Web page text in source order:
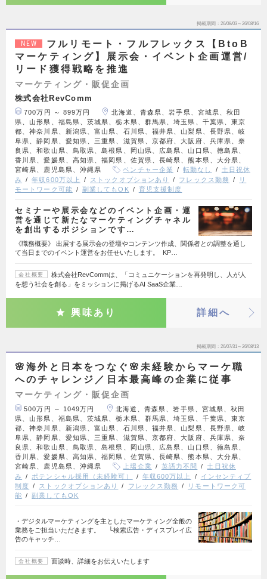
掲載期間 26/08/03～26/08/16
NEW
フルリモート・フルフレックス【BtoB
マーケティング】展示会・イベント企画運営/
リード獲得戦略を推進
マーケティング・販促企画
株式会社RevComm
700万円 ～ 899万円
北海道、青森県、岩手県、宮城県、秋田
県、山形県、福島県、茨城県、栃木県、群馬県、埼玉県、千葉県、東京
都、神奈川県、新潟県、富山県、石川県、福井県、山梨県、長野県、岐
阜県、静岡県、愛知県、三重県、滋賀県、京都府、大阪府、兵庫県、奈
良県、和歌山県、鳥取県、島根県、岡山県、広島県、山口県、徳島県、
香川県、愛媛県、高知県、福岡県、佐賀県、長崎県、熊本県、大分県、
宮崎県、鹿児島県、沖縄県
ベンチャー企業 転勤なし
土日祝休
み
年収600万以上 ストックオプションあり フレックス勤務
リ
モートワーク可能
副業してもOK 育児支援制度
セミナーや展示会などのイベント企画・運
営を通じて新たなマーケティングチャネル
を創出するポジションです…
《職務概要》 出展する展示会の登壇やコンテンツ作成、関係者との調整を通し
て当日までのイベント運営をお任せいたします。 KP…
会社概要
株式会社RevCommは、「コミュニケーションを再発明し、人が人
を想う社会を創る」をミッションに掲げるAI SaaS企業…
興味あり 詳細へ
掲載期間 26/07/31～26/08/13
🌸海外と日本をつなぐ🌸未経験からマーケ職
へのチャレンジ／日本最高峰の企業に従事
マーケティング・販促企画
500万円 ～ 1049万円
北海道、青森県、岩手県、宮城県、秋田
県、山形県、福島県、茨城県、栃木県、群馬県、埼玉県、千葉県、東京
都、神奈川県、新潟県、富山県、石川県、福井県、山梨県、長野県、岐
阜県、静岡県、愛知県、三重県、滋賀県、京都府、大阪府、兵庫県、奈
良県、和歌山県、鳥取県、島根県、岡山県、広島県、山口県、徳島県、
香川県、愛媛県、高知県、福岡県、佐賀県、長崎県、熊本県、大分県、
宮崎県、鹿児島県、沖縄県
上場企業 英語力不問
土日祝休
み
ポテンシャル採用（未経験可） 年収600万以上
インセンティブ
制度
ストックオプションあり フレックス勤務
リモートワーク可
能
副業してもOK
・デジタルマーケティングを主としたマーケティング全般の
業務をご担当いただきます。 └検索広告・ディスプレイ広
告のキャッチ…
会社概要 面談時、詳細をお伝えいたします